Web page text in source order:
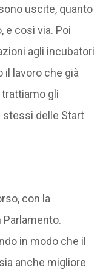
uscite, quanto
e così via. Poi
agli incubatori
lavoro che già
gli
delle Start
con la
in modo che il
anche migliore